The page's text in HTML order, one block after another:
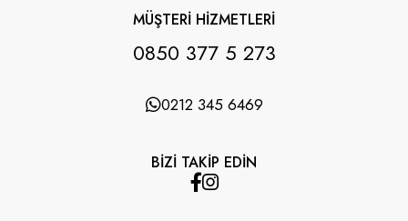
MÜŞTERİ HİZMETLERİ
0850 377 5 273
0212 345 6469
BİZİ TAKİP EDİN